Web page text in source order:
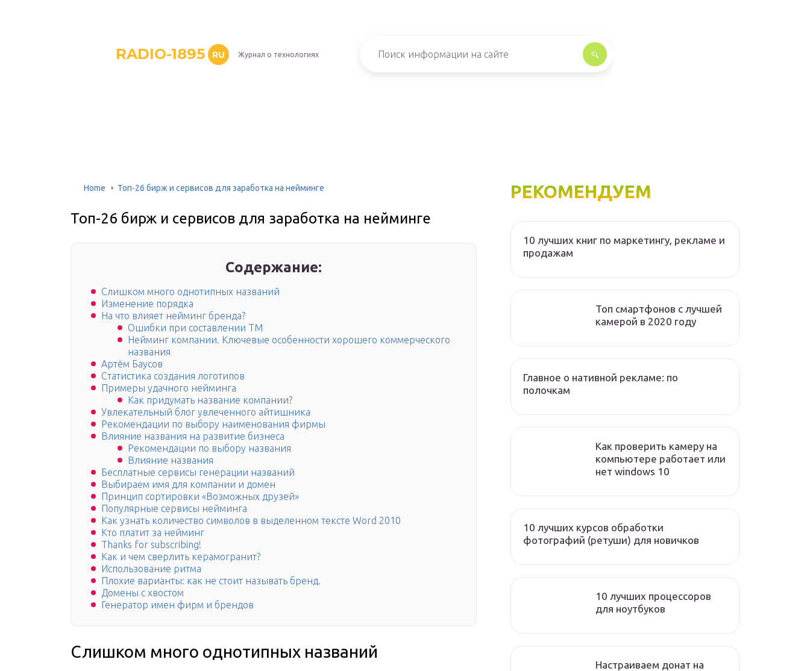
RADIO-1895 RU Журнал о технологиях
Home Топ-26 бирж и сервисов для заработка на нейминге
Топ-26 бирж и сервисов для заработка на нейминге
Содержание:
Слишком много однотипных названий
Изменение порядка
На что влияет нейминг бренда?
Ошибки при составлении ТМ
Нейминг компании. Ключевые особенности хорошего коммерческого
названия
Артём Баусов
Статистика создания логотипов
Примеры удачного нейминга
Как придумать название компании?
Увлекательный блог увлеченного айтишника
Рекомендации по выбору наименования фирмы
Влияние названия на развитие бизнеса
Рекомендации по выбору названия
Влияние названия
Бесплатные сервисы генерации названий
Выбираем имя для компании и домен
Принцип сортировки «Возможных друзей»
Популярные сервисы нейминга
Как узнать количество символов в выделенном тексте Word 2010
Кто платит за нейминг
Thanks for subscribing!
Как и чем сверлить керамогранит?
Использование ритма
Плохие варианты: как не стоит называть бренд.
Домены с хвостом
Генератор имен фирм и брендов
Слишком много однотипных названий
РЕКОМЕНДУЕМ
10 лучших книг по маркетингу, рекламе и
продажам
Топ смартфонов с лучшей
камерой в 2020 году
Главное о нативной рекламе: по
полочкам
Как проверить камеру на
компьютере работает или
нет windows 10
10 лучших курсов обработки
фотографий (ретуши) для новичков
10 лучших процессоров
для ноутбуков
Настраиваем донат на